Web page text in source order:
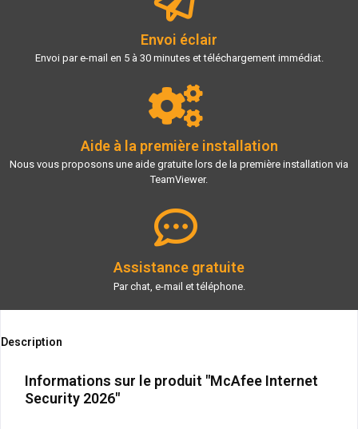
Envoi éclair
Envoi par e-mail en 5 à 30 minutes et téléchargement immédiat.
Aide à la première installation
Nous vous proposons une aide gratuite lors de la première installation via
TeamViewer.
Assistance gratuite
Par chat, e-mail et téléphone.
Description
Informations sur le produit "McAfee Internet
Security 2026"